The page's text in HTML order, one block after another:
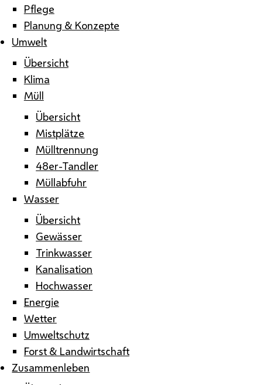
Pflege
Planung & Konzepte
Umwelt
Übersicht
Klima
Müll
Übersicht
Mistplätze
Mülltrennung
48er-Tandler
Müllabfuhr
Wasser
Übersicht
Gewässer
Trinkwasser
Kanalisation
Hochwasser
Energie
Wetter
Umweltschutz
Forst & Landwirtschaft
Zusammenleben